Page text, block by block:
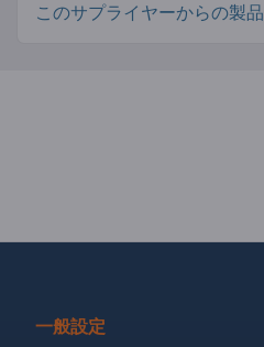
このサプライヤーからの製品
一般設定